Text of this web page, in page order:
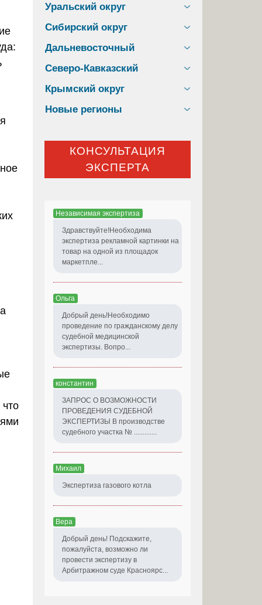
Уральский округ
Сибирский округ
Дальневосточный
Северо-Кавказский
Крымский округ
Новые регионы
КОНСУЛЬТАЦИЯ
ЭКСПЕРТА
Независимая экспертиза
Здравствуйте!Необходима
экспертиза рекламной картинки на
товар на одной из площадок
маркетпле...
Ольга
Добрый день!Необходимо
проведение по гражданскому делу
судебной медицинской
экспертизы. Вопро...
константин
ЗАПРОС О ВОЗМОЖНОСТИ
ПРОВЕДЕНИЯ СУДЕБНОЙ
ЭКСПЕРТИЗЫ В производстве
судебного участка № .............
Михаил
Экспертиза газового котла
Вера
Добрый день! Подскажите,
пожалуйста, возможно ли
провести экспертизу в
Арбитражном суде Красноярс...